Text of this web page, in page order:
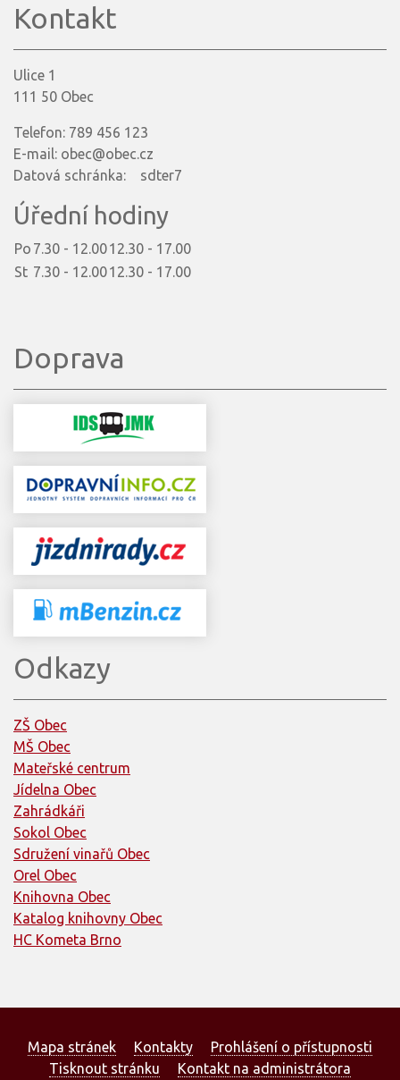
Kontakt
Ulice 1
111 50 Obec
Telefon: 789 456 123
E-mail: obec@obec.cz
Datová schránka: sdter7
Úřední hodiny
Po 7.30 - 12.0012.30 - 17.00
St 7.30 - 12.0012.30 - 17.00
Doprava
Odkazy
ZŠ Obec
MŠ Obec
Mateřské centrum
Jídelna Obec
Zahrádkáři
Sokol Obec
Sdružení vinařů Obec
Orel Obec
Knihovna Obec
Katalog knihovny Obec
HC Kometa Brno
Mapa stránek Kontakty
Prohlášení o přístupnosti
Tisknout stránku
Kontakt na administrátora